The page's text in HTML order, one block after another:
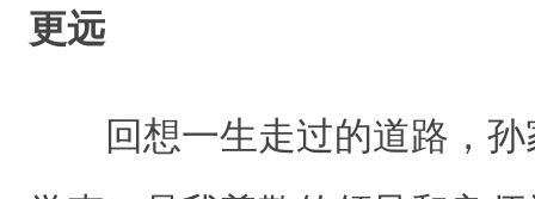
更远
回想一生走过的道路，孙